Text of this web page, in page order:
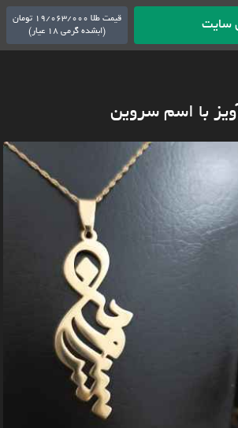
سایت
قیمت طلا 19/063/000 تومان
(ابشده گرمی 18 عیار)
با اسم سروین